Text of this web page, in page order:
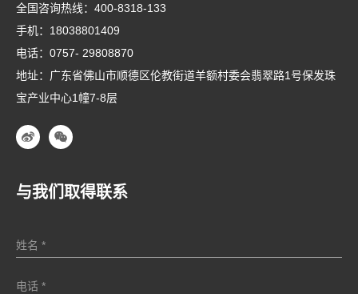
全国咨询热线： 400-8318-133
手机： 18038801409
电话： 0757- 29808870
地址：广东省佛山市顺德区伦教街道羊额村委会翡翠路1号保发珠
宝产业中心1幢7-8层
与我们取得联系